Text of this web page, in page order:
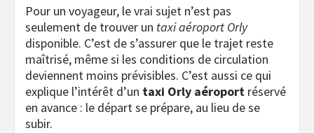
Pour un voyageur, le vrai sujet n’est pas
seulement de trouver un taxi aéroport Orly
disponible. C’est de s’assurer que le trajet reste
maîtrisé, même si les conditions de circulation
deviennent moins prévisibles. C’est aussi ce qui
explique l’intérêt d’un taxi Orly aéroport réservé
en avance : le départ se prépare, au lieu de se
subir.